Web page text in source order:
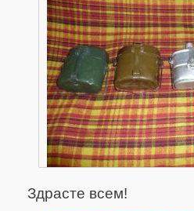
Здрасте всем!